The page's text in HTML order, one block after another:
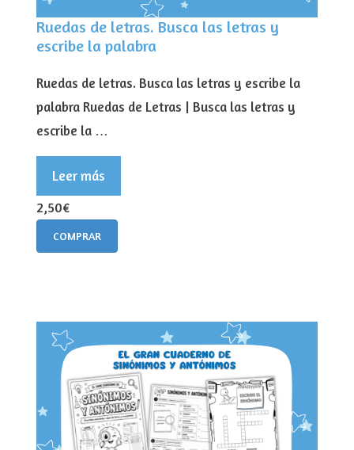
Ruedas de letras. Busca las letras y
escribe la palabra
Ruedas de letras. Busca las letras y escribe la
palabra Ruedas de Letras | Busca las letras y
escribe la …
Leer más
2,50€
COMPRAR